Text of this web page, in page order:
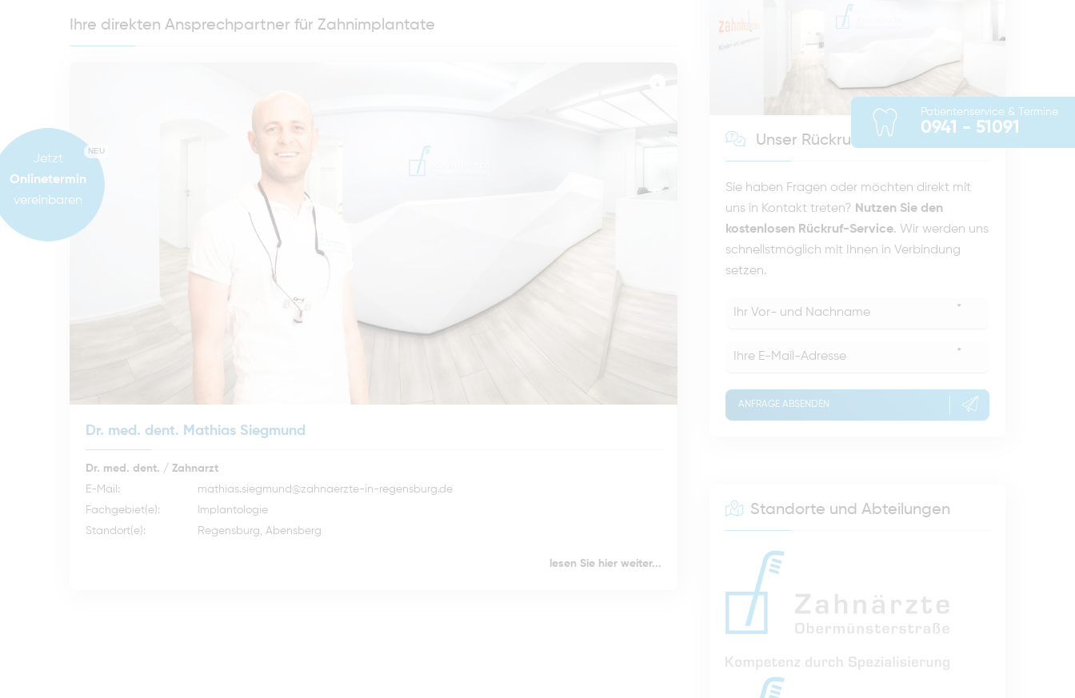
Ihre direkten Ansprechpartner für Zahnimplantate
Dr. med. dent. Mathias Siegmund
Dr. med. dent. / Zahnarzt
E-Mail:
mathias.siegmund@zahnaerzte-in-regensburg.de
Fachgebiet(e):
Implantologie
Standort(e):
Regensburg, Abensberg
lesen Sie hier weiter...
Unser Rückruf-Service
Sie haben Fragen oder möchten direkt mit
uns in Kontakt treten? Nutzen Sie den
kostenlosen Rückruf-Service. Wir werden uns
schnellstmöglich mit Ihnen in Verbindung
setzen.
*
*
ANFRAGE ABSENDEN
Standorte und Abteilungen
NEU
Jetzt
Onlinetermin
vereinbaren
Patientenservice & Termine
0941 - 51091